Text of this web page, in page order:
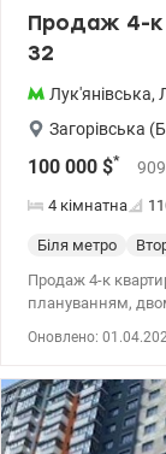
Продаж 4-к
32
Лук'янівська,
Загорівська
100 000 $* 909
4 кімнатна
Біля метро
Продаж 4-к квартири вул.
плануванням, двома
відділень банків.
Оновлено: